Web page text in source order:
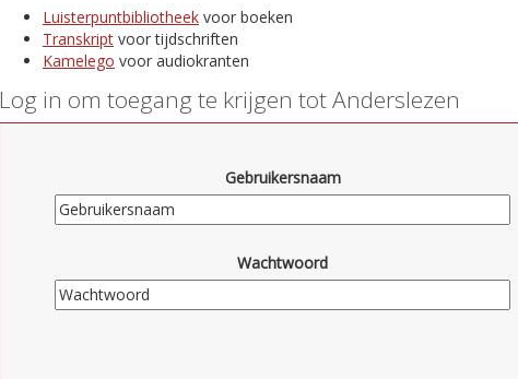
Luisterpuntbibliotheek voor boeken
Transkript voor tijdschriften
Kamelego voor audiokranten
Log in om toegang te krijgen tot Anderslezen
Gebruikersnaam
Wachtwoord